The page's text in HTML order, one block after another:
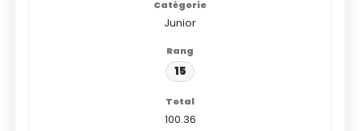
Junior
15
100.36